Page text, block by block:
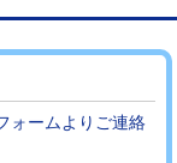
円
円
ォームよりご連絡